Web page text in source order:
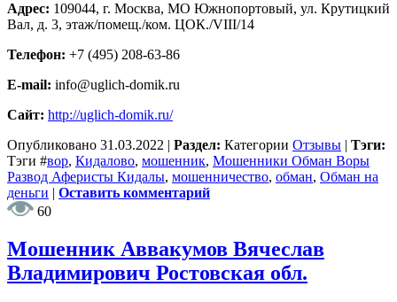
Адрес: 109044, г. Москва, МО Южнопортовый, ул. Крутицкий
Вал, д. 3, этаж/помещ./ком. ЦОК./VIII/14
Телефон: +7 (495) 208-63-86
E-mail: info@uglich-domik.ru
Сайт: http://uglich-domik.ru/
Опубликовано 31.03.2022 | Раздел: Категории Отзывы | Тэги:
Тэги #вор, Кидалово, мошенник, Мошенники Обман Воры
Развод Аферисты Кидалы, мошенничество, обман, Обман на
деньги | Оставить комментарий
60
Мошенник Аввакумов Вячеслав
Владимирович Ростовская обл.